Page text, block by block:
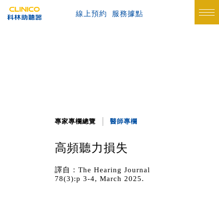
線上預約 服務據點
專家專欄總覽 醫師專欄
高頻聽力損失
譯自：The Hearing Journal
78(3):p 3-4, March 2025.